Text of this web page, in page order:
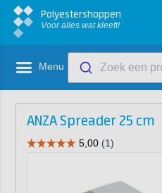
Polyestershoppen
Voor alles wat kleeft!
Menu Zoek een
ANZA Spreader 25 cm